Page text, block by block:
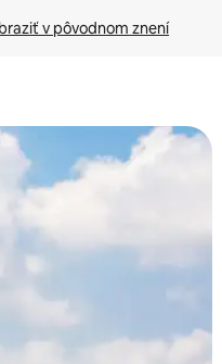
v pôvodnom znení